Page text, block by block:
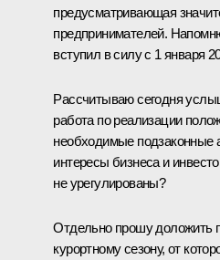
предусматривающая
предпринимателей.
вступил в силу с 1 января
Рассчитываю сегодня
работа по реализации
необходимые подзаконные
интересы бизнеса и
не урегулированы?
Отдельно прошу доложить
курортному сезону, от